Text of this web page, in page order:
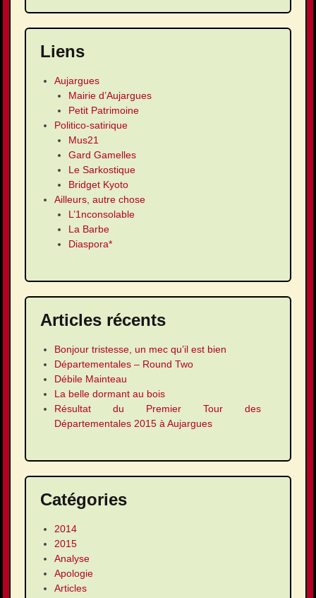
Liens
Aujargues
Mairie d’Aujargues
Petit Patrimoine
Politico-satirique
Mus21
Gard Gamelles
Le Sarkostique
Bridget Kyoto
Ailleurs, autre chose
L’1nconsolable
La Barbe
Diaspora*
Articles récents
Bonjour tristesse, un mec qu’il est bien
Départementales – Round Two
Débile Mainteau
La belle dormant au bois
Résultat du Premier Tour des
Départementales 2015 à Aujargues
Catégories
2014
2015
Analyse
Apologie
Articles